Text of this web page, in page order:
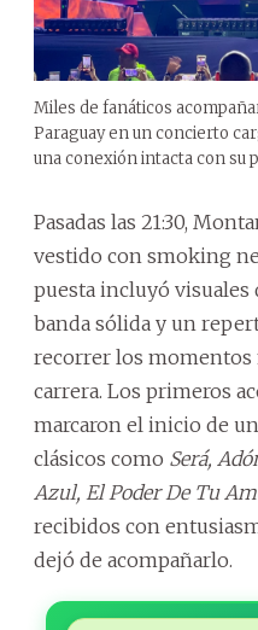
Miles de fanáticos
Paraguay en un concierto
una conexión intacta con su
Pasadas las 21:30,
vestido con smoking
puesta incluyó visuales
banda sólida y un
recorrer los momentos
carrera. Los primeros
marcaron el inicio de
clásicos como Será,
Azul, El Poder De Tu
recibidos con
dejó de acompañarlo.